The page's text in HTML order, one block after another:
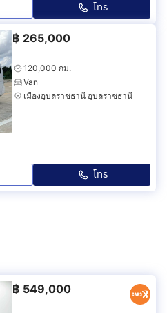
โทร
฿ 265,000
120,000 กม.
Van
เมืองอุบลราชธานี อุบลราชธานี
โทร
฿ 549,000